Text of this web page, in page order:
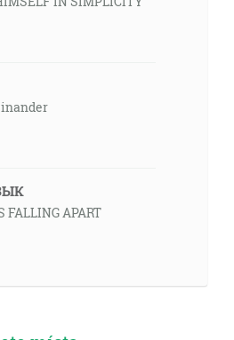
FALLING APART